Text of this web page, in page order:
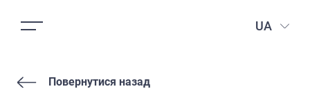
UA
Повернутися назад